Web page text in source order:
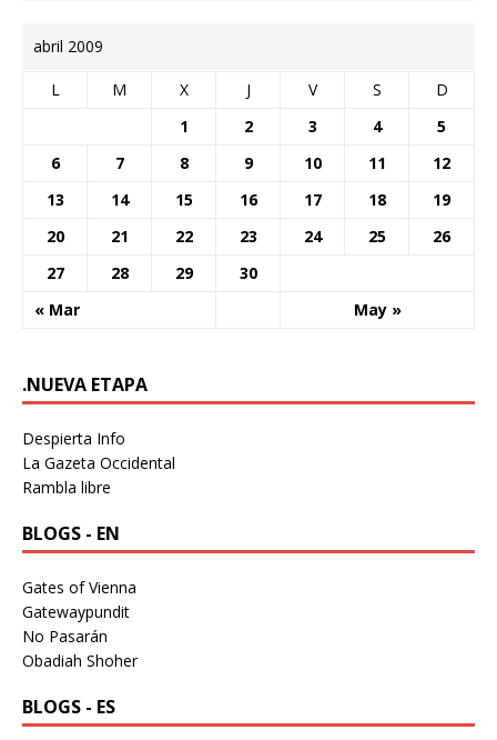
abril 2009
L M X J V S D
« Mar May »
1 2 3 4
5
6
7 8 9 10 11
12
13
14 15 16 17 18
19
20
21 22 23 24 25
26
27
28 29 30
.NUEVA ETAPA
Despierta Info
La Gazeta Occidental
Rambla libre
BLOGS - EN
Gates of Vienna
Gatewaypundit
No Pasarán
Obadiah Shoher
BLOGS - ES